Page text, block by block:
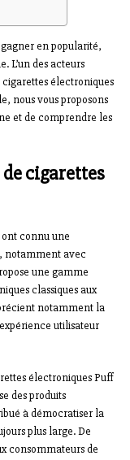
en popularité,
L’un des acteurs
électroniques
nous vous proposons
et de comprendre les
de cigarettes
connu une
notamment avec
une gamme
classiques aux
notamment la
utilisateur
électroniques Puff
des produits
à démocratiser la
plus large. De
consommateurs de